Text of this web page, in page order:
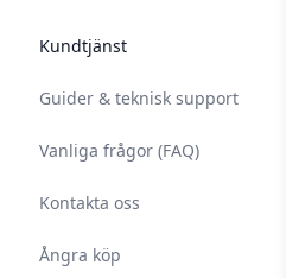
Kundtjänst
Guider & teknisk support
Vanliga frågor (FAQ)
Kontakta oss
Ångra köp